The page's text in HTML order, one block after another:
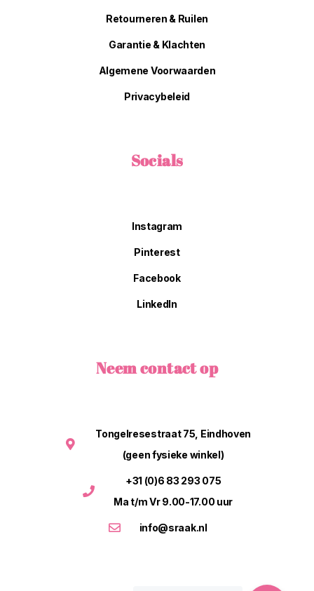
Retourneren & Ruilen
Garantie & Klachten
Algemene Voorwaarden
Privacybeleid
Socials
Instagram
Pinterest
Facebook
LinkedIn
Neem contact op
Tongelresestraat 75, Eindhoven
(geen fysieke winkel)
+31 (0)6 83 293 075
Ma t/m Vr 9.00-17.00 uur
info@sraak.nl